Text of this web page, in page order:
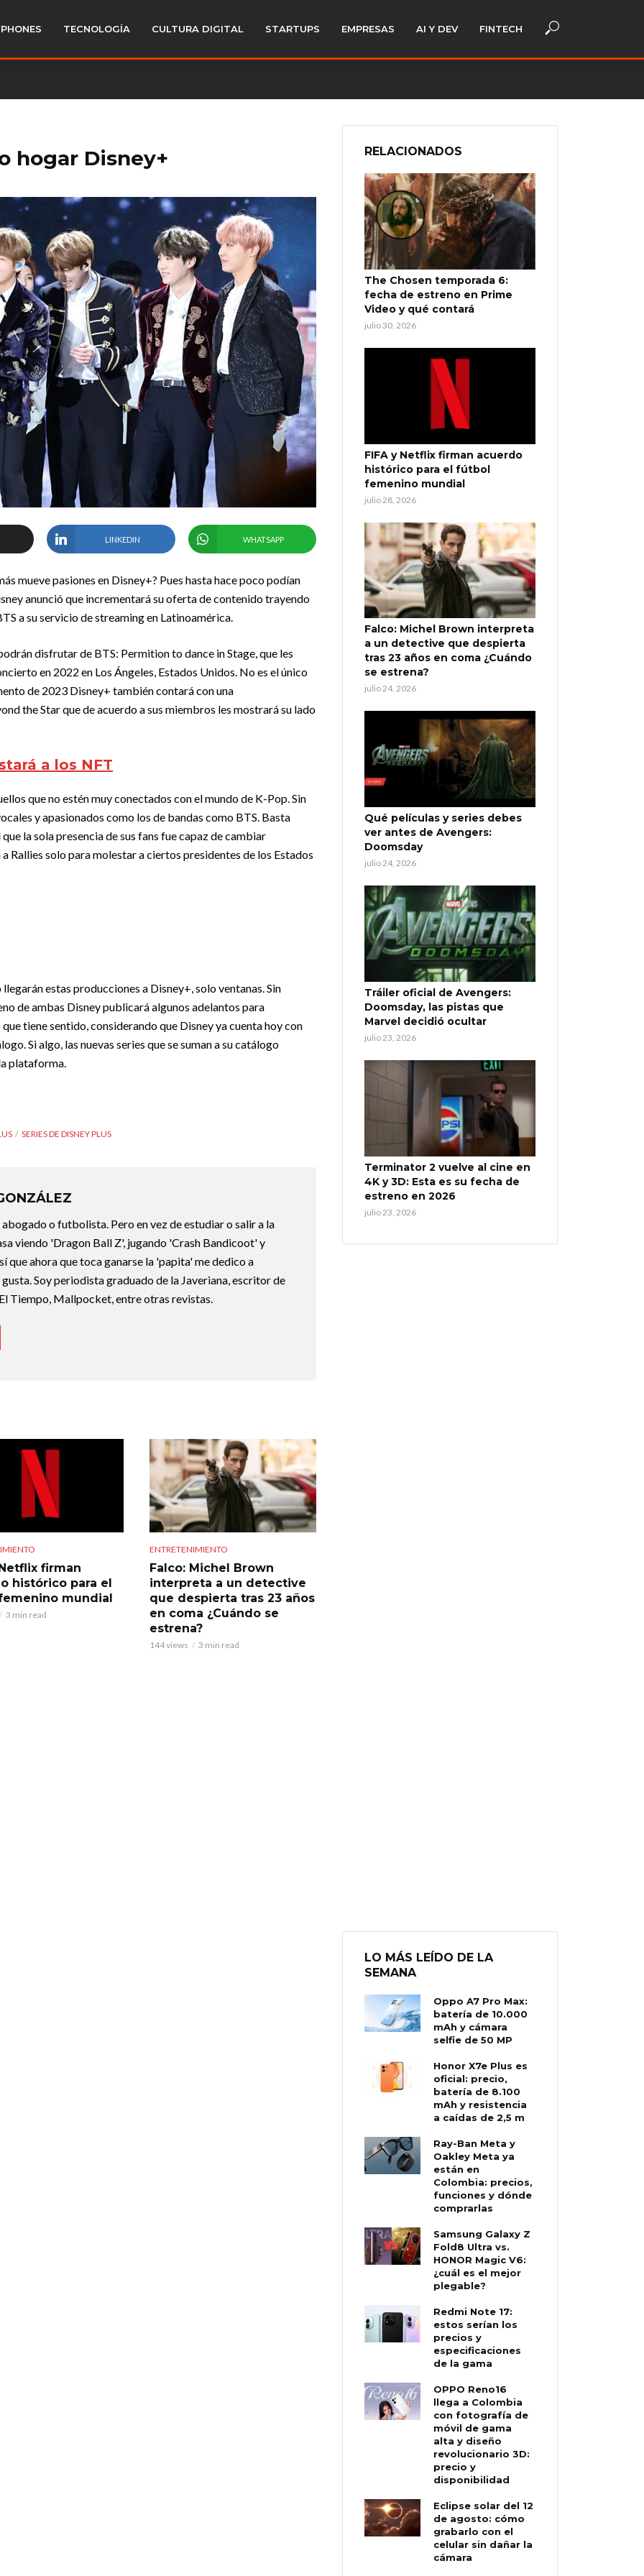
TECNOLOGÍA CULTURA DIGITAL STARTUPS EMPRESAS AI Y DEV FINTECH
hogar Disney+
LINKEDIN WHATSAPP
mueve pasiones en Disney+? Pues hasta hace poco podían
anunció que incrementará su oferta de contenido trayendo
a su servicio de streaming en Latinoamérica.
disfrutar de BTS: Permition to dance in Stage, que les
en 2022 en Los Ángeles, Estados Unidos. No es el único
de 2023 Disney+ también contará con una
the Star que de acuerdo a sus miembros les mostrará su lado
a los NFT
que no estén muy conectados con el mundo de K-Pop. Sin
y apasionados como los de bandas como BTS. Basta
la sola presencia de sus fans fue capaz de cambiar
Rallies solo para molestar a ciertos presidentes de los Estados
estas producciones a Disney+, solo ventanas. Sin
de ambas Disney publicará algunos adelantos para
tiene sentido, considerando que Disney ya cuenta hoy con
Si algo, las nuevas series que se suman a su catálogo
plataforma.
SERIES DE DISNEY PLUS
o futbolista. Pero en vez de estudiar o salir a la
viendo 'Dragon Ball Z', jugando 'Crash Bandicoot' y
que ahora que toca ganarse la 'papita' me dedico a
Soy periodista graduado de la Javeriana, escritor de
Tiempo, Mallpocket, entre otras revistas.
firman
histórico para el
mundial
3 min read
ENTRETENIMIENTO
Falco: Michel Brown
interpreta a un detective
que despierta tras 23 años
en coma ¿Cuándo se
estrena?
144 views 3 min read
RELACIONADOS
The Chosen temporada 6:
fecha de estreno en Prime
Video y qué contará
julio 30, 2026
FIFA y Netflix firman acuerdo
histórico para el fútbol
femenino mundial
julio 28, 2026
Falco: Michel Brown interpreta
a un detective que despierta
tras 23 años en coma ¿Cuándo
se estrena?
julio 24, 2026
Qué películas y series debes
ver antes de Avengers:
Doomsday
julio 24, 2026
Tráiler oficial de Avengers:
Doomsday, las pistas que
Marvel decidió ocultar
julio 23, 2026
Terminator 2 vuelve al cine en
4K y 3D: Esta es su fecha de
estreno en 2026
julio 23, 2026
LO MÁS LEÍDO DE LA
SEMANA
Oppo A7 Pro Max:
batería de 10.000
mAh y cámara
selfie de 50 MP
Honor X7e Plus es
oficial: precio,
batería de 8.100
mAh y resistencia
a caídas de 2,5 m
Ray-Ban Meta y
Oakley Meta ya
están en
Colombia: precios,
funciones y dónde
comprarlas
Samsung Galaxy Z
Fold8 Ultra vs.
HONOR Magic V6:
¿cuál es el mejor
plegable?
Redmi Note 17:
estos serían los
precios y
especificaciones
de la gama
OPPO Reno16
llega a Colombia
con fotografía de
móvil de gama
alta y diseño
revolucionario 3D:
precio y
disponibilidad
Eclipse solar del 12
de agosto: cómo
grabarlo con el
celular sin dañar la
cámara